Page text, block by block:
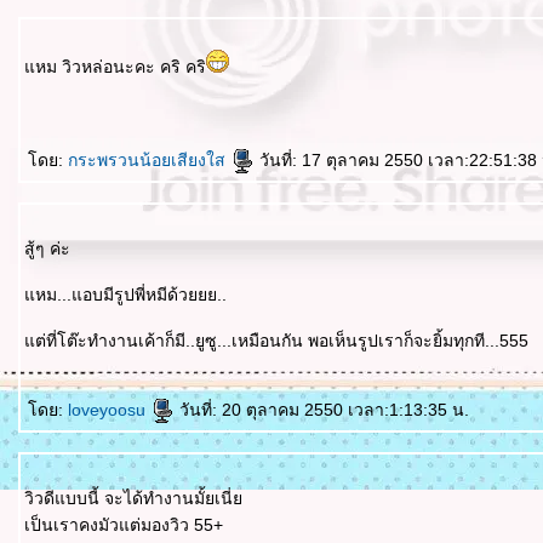
หม วิวหล่อนะคะ คริ คริ
ดย: กระพรวนน้อยเสียงใส วันที่: 17 ตุลาคม 2550 เวลา:22:51:38
สู้ๆ ค่ะ
หม...แอบมีรูปพี่หมีด้วยยย..
ต่ที่โต๊ะทำงานเค้าก็มี..ยูซู...เหมือนกัน พอเห็นรูปเราก็จะยิ้มทุกที...555
ดย: loveyoosu วันที่: 20 ตุลาคม 2550 เวลา:1:13:35 น.
วิวดีแบบนี้ จะได้ทำงานมั้ยเนี่
เป็นเราคงมัวแต่มองวิว 55+